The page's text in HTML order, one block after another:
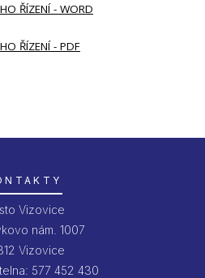
ŘÍZENÍ - WORD
ŘÍZENÍ - PDF
Vizovice
nám. 1007
Vizovice
577 452 430